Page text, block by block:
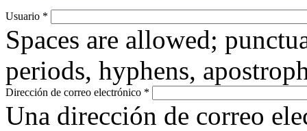
Usuario *
Spaces are allowed;
periods, hyphens,
Dirección de correo electrónico *
Una dirección de correo